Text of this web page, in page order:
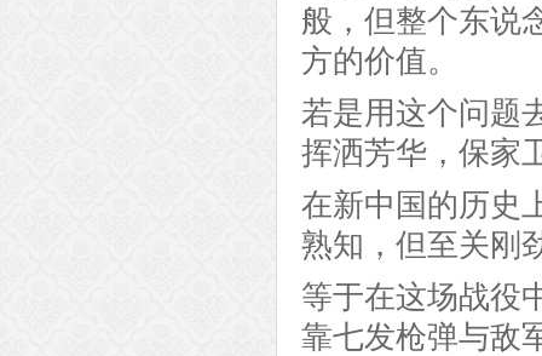
般，但整个东说
方的价值。
若是用这个问题
挥洒芳华，保家
在新中国的历史
熟知，但至关刚
等于在这场战役
靠七发枪弹与敌